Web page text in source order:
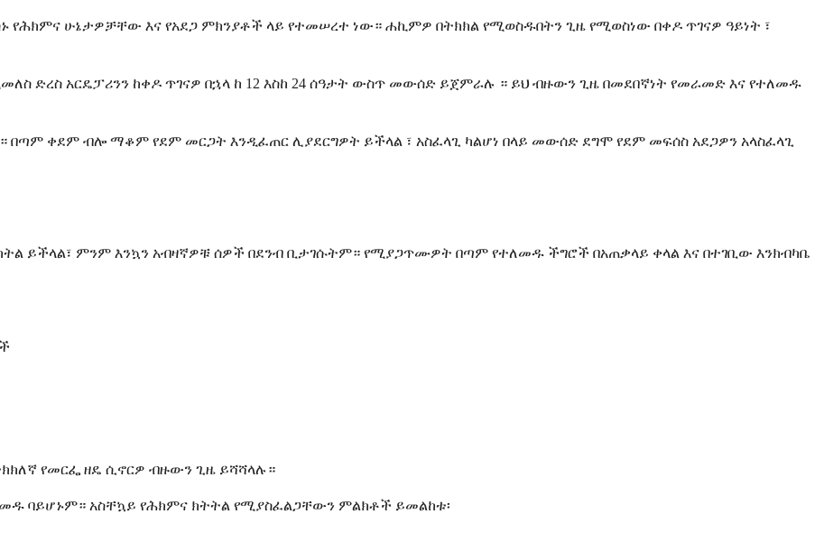
የሕክምና ሁኔታዎቻቸው እና የአደጋ ምክንያቶች ላይ የተመሠረተ ነው። ሐኪምዎ በትክክል የሚወስዱበትን ጊዜ የሚወስነው በቀዶ ጥገናዎ ዓይነት ፣
ድረስ አርዴፓሪንን ከቀዶ ጥገናዎ በኋላ ከ 12 እስከ 24 ሰዓታት ውስጥ መውሰድ ይጀምራሉ ። ይህ ብዙውን ጊዜ በመደበኛነት የመራመድ እና የተለመዱ
ቀደም ብሎ ማቆም የደም መርጋት እንዲፈጠር ሊያደርግዎት ይችላል ፣ አስፈላጊ ካልሆነ በላይ መውሰድ ደግሞ የደም መፍሰስ አደጋዎን አላስፈላጊ
ይችላል፣ ምንም እንኳን አብዛኛዎቹ ሰዎች በደንብ ቢታገሱትም። የሚያጋጥሙዎት በጣም የተለመዱ ችግሮች በአጠቃላይ ቀላል እና በተገቢው እንክብካቤ
የመርፌ ዘዴ ሲኖርዎ ብዙውን ጊዜ ይሻሻላሉ።
ባይሆኑም። አስቸኳይ የሕክምና ክትትል የሚያስፈልጋቸውን ምልክቶች ይመልከቱ፡